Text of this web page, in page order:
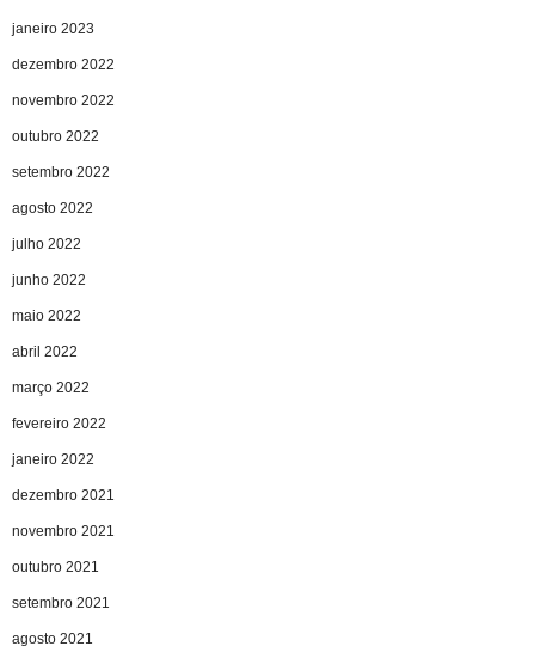
janeiro 2023
dezembro 2022
novembro 2022
outubro 2022
setembro 2022
agosto 2022
julho 2022
junho 2022
maio 2022
abril 2022
março 2022
fevereiro 2022
janeiro 2022
dezembro 2021
novembro 2021
outubro 2021
setembro 2021
agosto 2021